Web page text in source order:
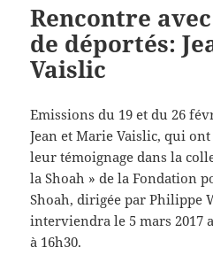
Rencontre
de déportés:
Vaislic
Emissions du 19 et du 26
Jean et Marie Vaislic, qui
leur témoignage dans la
la Shoah » de la Fondation
Shoah, dirigée par Philippe
interviendra le 5 mars 2017
à 16h30.